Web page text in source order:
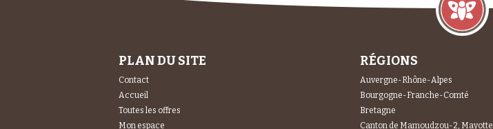
PLAN DU SITE
Contact
Accueil
Toutes les offres
Mon espace
RÉGIONS
Auvergne-Rhône-Alpes
Bourgogne-Franche-Comté
Bretagne
Canton de Mamoudzou-2, Mayotte